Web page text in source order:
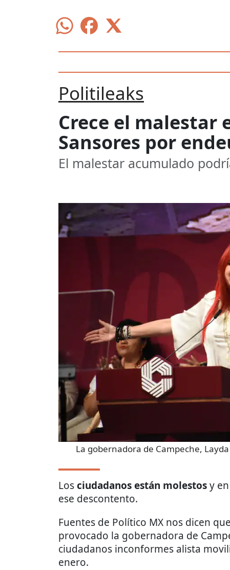
Politileaks
Crece el malestar
Sansores por
El malestar acumulado
La gobernadora de Campeche,
Losciudadanos están molestosy
ese descontento.
Fuentes de Político MX nos dicen
provocado la gobernadora de
ciudadanos inconformes alista
enero.